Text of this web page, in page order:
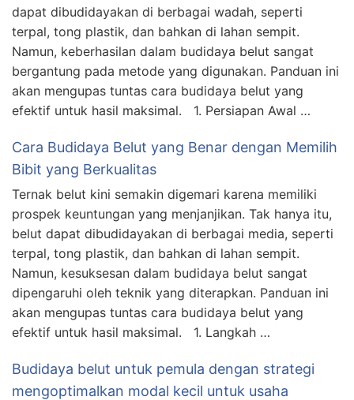
dapat dibudidayakan di berbagai wadah, seperti
terpal, tong plastik, dan bahkan di lahan sempit.
Namun, keberhasilan dalam budidaya belut sangat
bergantung pada metode yang digunakan. Panduan ini
akan mengupas tuntas cara budidaya belut yang
efektif untuk hasil maksimal. 1. Persiapan Awal …
Cara Budidaya Belut yang Benar dengan Memilih
Bibit yang Berkualitas
Ternak belut kini semakin digemari karena memiliki
prospek keuntungan yang menjanjikan. Tak hanya itu,
belut dapat dibudidayakan di berbagai media, seperti
terpal, tong plastik, dan bahkan di lahan sempit.
Namun, kesuksesan dalam budidaya belut sangat
dipengaruhi oleh teknik yang diterapkan. Panduan ini
akan mengupas tuntas cara budidaya belut yang
efektif untuk hasil maksimal. 1. Langkah …
Budidaya belut untuk pemula dengan strategi
mengoptimalkan modal kecil untuk usaha